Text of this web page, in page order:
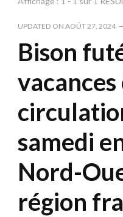
UPDATED ON AOÛT 27, 2024
Bison
vacances
samedi
Nord-
région